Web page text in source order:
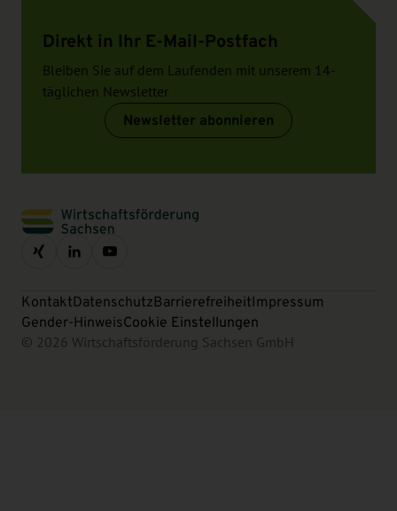
Direkt in Ihr E-Mail-Postfach
Bleiben Sie auf dem Laufenden mit unserem 14-
täglichen Newsletter
Newsletter abonnieren
KontaktDatenschutzBarrierefreiheitImpressum
Gender-HinweisCookie Einstellungen
© 2026 Wirtschaftsförderung Sachsen GmbH